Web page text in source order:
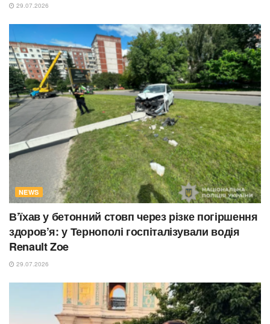
29.07.2026
NEWS
В’їхав у бетонний стовп через різке погіршення
здоров’я: у Тернополі госпіталізували водія
Renault Zoe
29.07.2026